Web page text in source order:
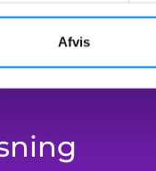
Afvis